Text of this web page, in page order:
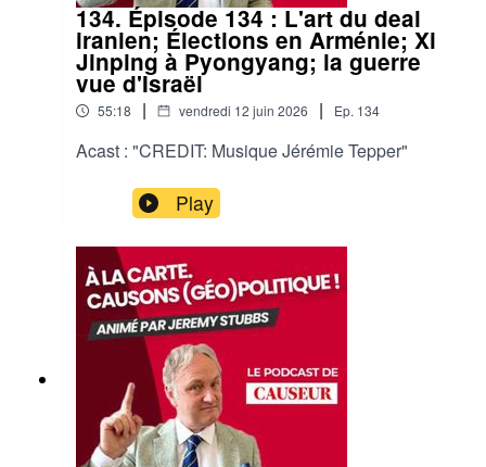
134. Épisode 134 : L'art du deal
iranien; Élections en Arménie; Xi
Jinping à Pyongyang; la guerre
vue d'Israël
55:18 | vendredi 12 juin 2026 | Ep. 134
Acast : "CREDIT: Musique Jérémie Tepper"
Play